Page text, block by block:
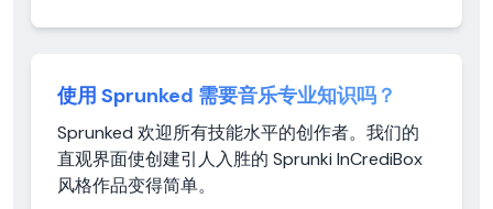
使用 Sprunked 需要音乐专业知识吗？
Sprunked 欢迎所有技能水平的创作者。我们的
直观界面使创建引人入胜的 Sprunki InCrediBox
风格作品变得简单。